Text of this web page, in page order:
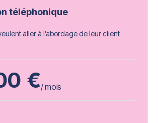
téléphonique
aller à l’abordage de leur client
€/ mois